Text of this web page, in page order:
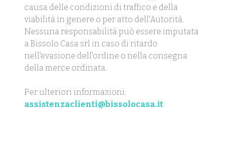
causa delle condizioni di traffico e della
viabilità in genere o per atto dell'Autorità.
Nessuna responsabilità può essere imputata
a Bissolo Casa srl in caso di ritardo
nell'evasione dell'ordine o nella consegna
della merce ordinata.
Per ulteriori informazioni:
assistenzaclienti@bissolocasa.it